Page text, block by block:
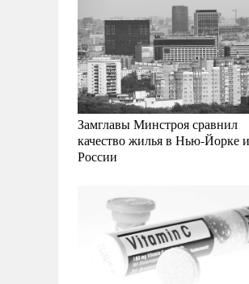
Замглавы Минстроя сравнил
качество жилья в Нью-Йорке и
России